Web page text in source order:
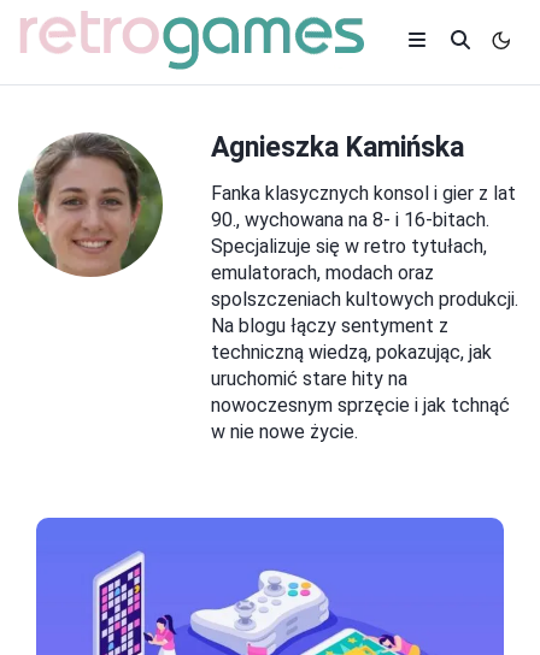
Agnieszka Kamińska
Fanka klasycznych konsol i gier z lat
90., wychowana na 8- i 16-bitach.
Specjalizuje się w retro tytułach,
emulatorach, modach oraz
spolszczeniach kultowych produkcji.
Na blogu łączy sentyment z
techniczną wiedzą, pokazując, jak
uruchomić stare hity na
nowoczesnym sprzęcie i jak tchnąć
w nie nowe życie.